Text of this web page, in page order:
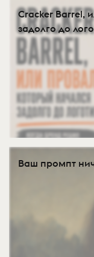
Cracker Barrel,
задолго до
Ваш промпт